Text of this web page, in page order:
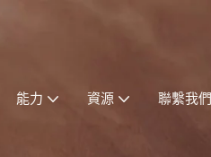
能力 資源 聯繫我們